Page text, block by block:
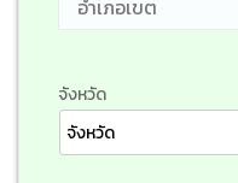
จังหวัด